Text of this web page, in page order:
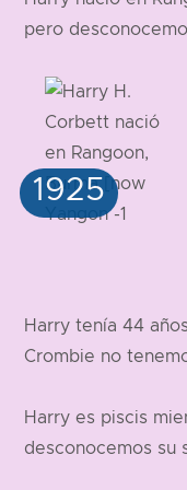
pero
Harry tenía 44
Crombie no
Harry es piscis
desconocemos su